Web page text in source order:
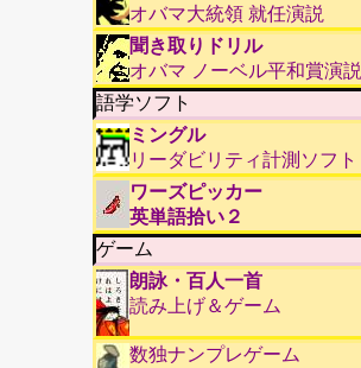
オバマ大統領 就任演説
聞き取りドリル
オバマ ノーベル平和賞演説
語学ソフト
ミングル
リーダビリティ計測ソフト
ワーズピッカー
英単語拾い２
ゲーム
朗詠・百人一首
読み上げ＆ゲーム
数独ナンプレゲーム